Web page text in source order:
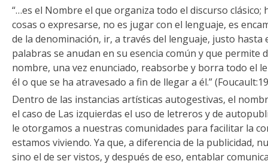
“…es el Nombre el que organiza todo el discurso clásico;
cosas o expresarse, no es jugar con el lenguaje, es
de la denominación, ir, a través del lenguaje, justo hasta
palabras se anudan en su esencia común y que permite
nombre, una vez enunciado, reabsorbe y borra todo el
él o que se ha atravesado a fin de llegar a él.”
Dentro de las instancias artísticas autogestivas, el
el caso de Las izquierdas el uso de letreros y de
le otorgamos a nuestras comunidades para facilitar la
estamos viviendo. Ya que, a diferencia de la publicidad,
sino el de ser vistos, y después de eso, entablar